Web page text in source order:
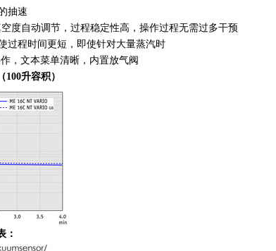
抽速
度自动调节，过程稳定性高，操作过程无需过多干预
过程时间更短，即使针对大量蒸汽时
，文本菜单清晰，内置放气阀
升容积）
：